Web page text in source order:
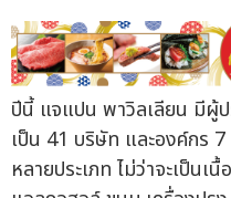
ปีนี้ แจแปน พาวิลเลียน มีผู้
เป็น 41 บริษัท และองค์กร
หลายประเภท ไม่ว่าจะเป็นเ